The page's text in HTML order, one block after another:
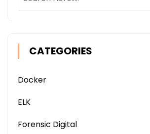
CATEGORIES
Docker
ELK
Forensic Digital